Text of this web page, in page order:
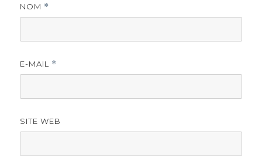
NOM *
E-MAIL *
SITE WEB